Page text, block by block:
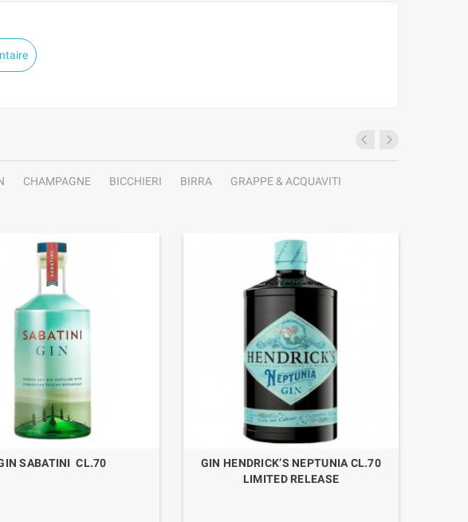
CHAMPAGNE BICCHIERI BIRRA
GRAPPE & ACQUAVITI
SABATINI CL.70
GIN HENDRICK’S NEPTUNIA CL.70
LIMITED RELEASE